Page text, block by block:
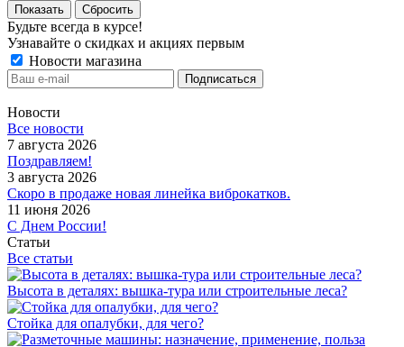
Показать Сбросить
Будьте всегда в курсе!
Узнавайте о скидках и акциях первым
Новости магазина
Новости
Все новости
7 августа 2026
Поздравляем!
3 августа 2026
Скоро в продаже новая линейка виброкатков.
11 июня 2026
С Днем России!
Статьи
Все статьи
Высота в деталях: вышка-тура или строительные леса?
Стойка для опалубки, для чего?